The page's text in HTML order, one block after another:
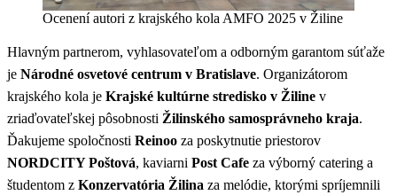
Ocenení autori z krajského kola AMFO 2025 v Žiline
Hlavným partnerom, vyhlasovateľom a odborným garantom súťaže
je Národné osvetové centrum v Bratislave. Organizátorom
krajského kola je Krajské kultúrne stredisko v Žiline v
zriaďovateľskej pôsobnosti Žilinského samosprávneho kraja.
Ďakujeme spoločnosti Reinoo za poskytnutie priestorov
NORDCITY Poštová, kaviarni Post Cafe za výborný catering a
študentom z Konzervatória Žilina za melódie, ktorými spríjemnili